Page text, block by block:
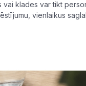
vai klades var tikt
vienlaikus